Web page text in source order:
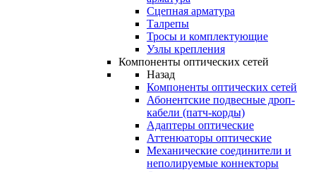
Сцепная арматура
Талрепы
Тросы и комплектующие
Узлы крепления
Компоненты оптических сетей
Назад
Компоненты оптических сетей
Абонентские подвесные дроп-
кабели (патч-корды)
Адаптеры оптические
Аттенюаторы оптические
Механические соединители и
неполируемые коннекторы